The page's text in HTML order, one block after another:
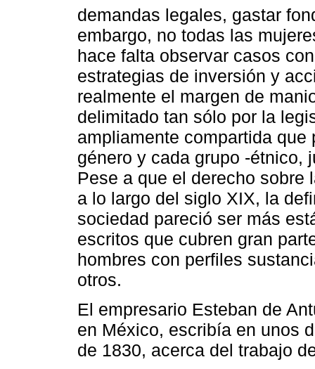
demandas legales, gastar
embargo, no todas las
hace falta observar casos
estrategias de inversión y
realmente el margen de
delimitado tan sólo por la
ampliamente compartida
género y cada grupo -étnico,
Pese a que el derecho sobre
a lo largo del siglo XIX, la
sociedad pareció ser más
escritos que cubren gran
hombres con perfiles
otros.
El empresario Esteban de
en México, escribía en unos
de 1830, acerca del trabajo